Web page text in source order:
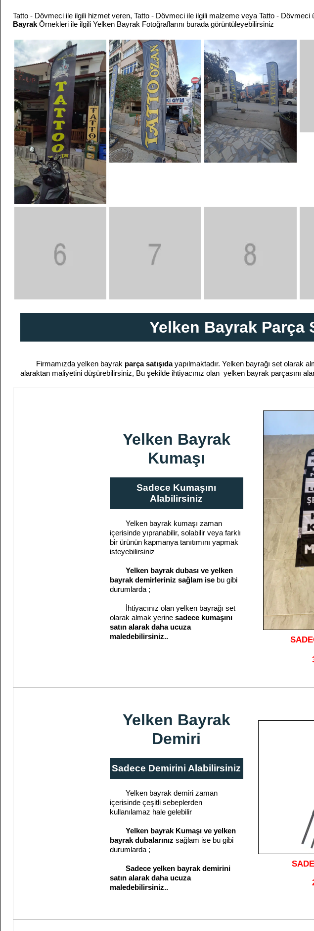
Tatto - Dövmeci ile ilgili hizmet veren, Tatto - Dövmeci ile ilgili malzeme veya Tatto - Dövmeci
Bayrak Örnekleri ile ilgili Yelken Bayrak Fotoğraflarını burada görüntüleyebilirsiniz
Yelken Bayrak Parça
Firmamızda yelken bayrak parça satışıdayapılmaktadır. Yelken bayrağı set olarak
alaraktan maliyetini düşürebilirsiniz, Bu şekilde ihtiyacınız olan yelken bayrak parçasını
Yelken Bayrak
Kumaşı
Sadece Kumaşını
Alabilirsiniz
Yelken bayrak kumaşı zaman
içerisinde yıpranabilir, solabilir veya farklı
bir ürünün kapmanya tanıtımını yapmak
isteyebilirsiniz
Yelken bayrak dubası ve yelken
bayrak demirleriniz sağlam ise bu gibi
durumlarda ;
İhtiyacınız olan yelken bayrağı set
olarak almak yerine sadece kumaşını
satın alarak daha ucuza
maledebilirsiniz..
Yelken Bayrak
Demiri
Sadece Demirini Alabilirsiniz
Yelken bayrak demiri zaman
içerisinde çeşitli sebeplerden
kullanılamaz hale gelebilir
Yelken bayrak Kumaşı ve yelken
bayrak dubalarınız sağlam ise bu gibi
durumlarda ;
Sadece yelken bayrak demirini
satın alarak daha ucuza
maledebilirsiniz..